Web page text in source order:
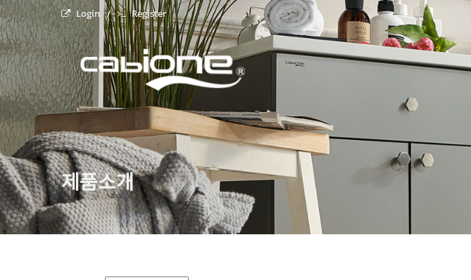
Login Register
제품소개